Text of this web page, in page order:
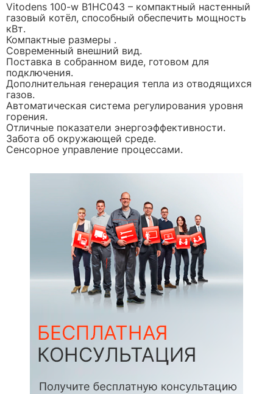
Vitodens 100-w B1HC043 – компактный настенный
газовый котёл, способный обеспечить мощность
кВт.
Компактные размеры .
Современный внешний вид.
Поставка в собранном виде, готовом для
подключения.
Дополнительная генерация тепла из отводящихся
газов.
Автоматическая система регулирования уровня
горения.
Отличные показатели энергоэффективности.
Забота об окружающей среде.
Сенсорное управление процессами.